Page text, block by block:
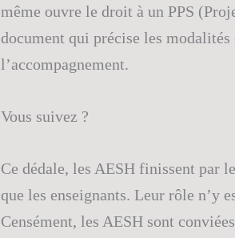
même ouvre le droit à un PPS
document qui précise les
l’accompagnement.
Vous suivez ?
Ce dédale, les AESH finissent par
que les enseignants. Leur rôle n’y
Censément, les AESH sont